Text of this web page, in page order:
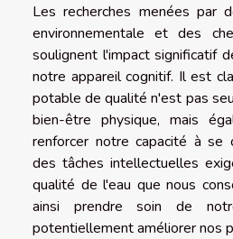
Les recherches menées par
environnementale et des
soulignent l'impact significatif
notre appareil cognitif. Il est
potable de qualité n'est pas
bien-être physique, mais
renforcer notre capacité à se
des tâches intellectuelles
qualité de l'eau que nous
ainsi prendre soin de
potentiellement améliorer nos